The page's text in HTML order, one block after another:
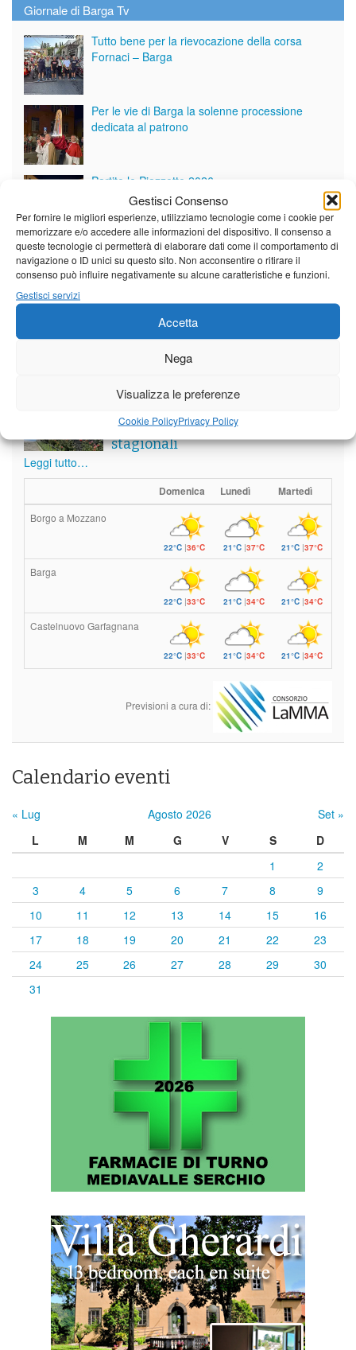
Gestisci Consenso
Per fornire le migliori esperienze, utilizziamo tecnologie come i cookie per
memorizzare e/o accedere alle informazioni del dispositivo. Il consenso a
queste tecnologie ci permetterà di elaborare dati come il comportamento di
navigazione o ID unici su questo sito. Non acconsentire o ritirare il
consenso può influire negativamente su alcune caratteristiche e funzioni.
Gestisci servizi
Accetta
Nega
Visualizza le preferenze
Cookie PolicyPrivacy Policy
Giornale di Barga Tv
Tutto bene per la rievocazione della corsa
Fornaci – Barga
Per le vie di Barga la solenne processione
dedicata al patrono
Partite le Piazzette 2026
Vedi tutti i servizi
Il tempo di questo fine
settimana. temperature ancora
ben al di sopra dei valori
stagionali
Leggi tutto…
Domenica Lunedì Martedì
Borgo a Mozzano
22°C|36°C 21°C|37°C 21°C |37°C
Barga
22°C|33°C 21°C|34°C 21°C |34°C
Castelnuovo Garfagnana
22°C|33°C 21°C|34°C 21°C |34°C
Previsioni a cura di:
Calendario eventi
« Lug Agosto 2026
Set »
L
M M G V S
D
1
2
3
4 5 6 7 8
9
10
11 12 13 14 15
16
17
18 19 20 21 22
23
24
25 26 27 28 29
30
31